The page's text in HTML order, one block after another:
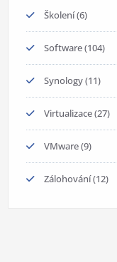
Školení(6)
Software(104)
Synology(11)
Virtualizace(27)
VMware(9)
Zálohování(12)